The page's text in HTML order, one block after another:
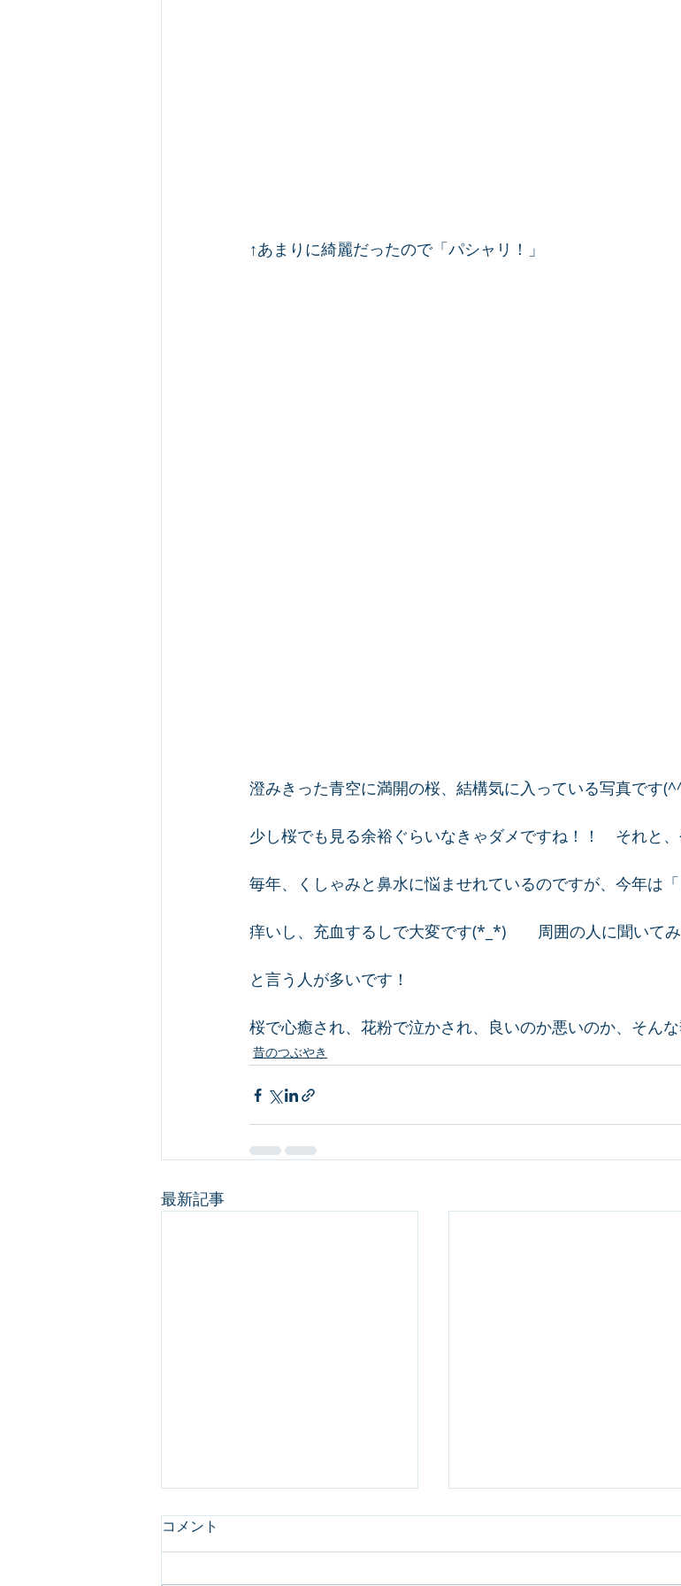
↑あまりに綺麗だったので「パシャリ！」
澄みきった青空に満開の桜、結構気に入っている写真です
少し桜でも見る余裕ぐらいなきゃダメですね！！　それと
毎年、くしゃみと鼻水に悩ませれているのですが、今年は
痒いし、充血するしで大変です(*_*)　　周囲の人に聞いて
と言う人が多いです！
桜で心癒され、花粉で泣かされ、良いのか悪いのか、そんな
昔のつぶやき
最新記事
コメント